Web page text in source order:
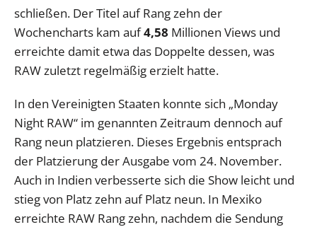
schließen. Der Titel auf Rang zehn der
Wochencharts kam auf4,58 Millionen Views und
erreichte damit etwa das Doppelte dessen, was
RAW zuletzt regelmäßig erzielt hatte.
In den Vereinigten Staaten konnte sich „Monday
Night RAW“ im genannten Zeitraum dennoch auf
Rang neun platzieren. Dieses Ergebnis entsprach
der Platzierung der Ausgabe vom 24. November.
Auch in Indien verbesserte sich die Show leicht und
stieg von Platz zehn auf Platz neun. In Mexiko
erreichte RAW Rang zehn, nachdem die Sendung